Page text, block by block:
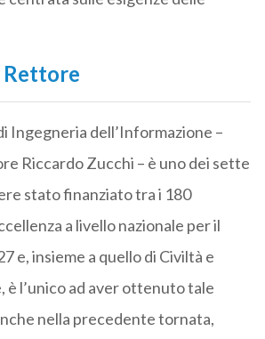
Rettore
Ingegneria dell’Informazione –
Riccardo Zucchi – è uno dei sette
stato finanziato tra i 180
a livello nazionale per il
e, insieme a quello di Civiltà e
è l’unico ad aver ottenuto tale
nella precedente tornata,